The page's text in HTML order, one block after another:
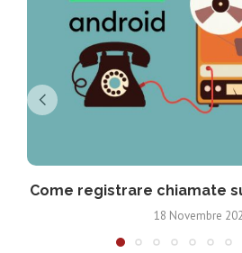
Come registrare chiamate
18 Novembre